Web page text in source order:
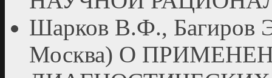
Шарков В.Ф.,
Москва) О